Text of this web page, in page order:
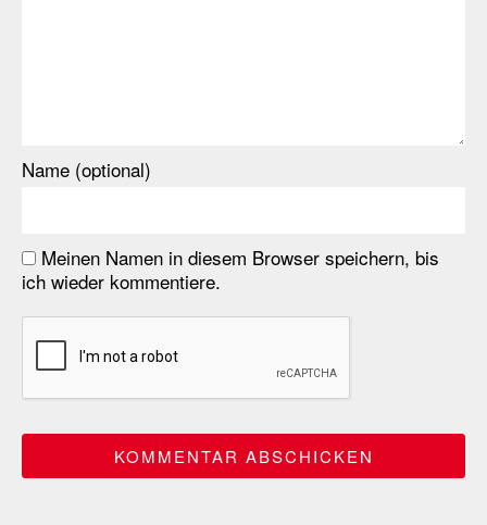
Name (optional)
Meinen Namen in diesem Browser speichern, bis
ich wieder kommentiere.